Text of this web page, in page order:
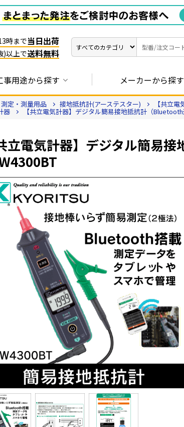
時まで当日出荷
)以上で送料無料
事用途から探す メーカーから探す
測定・測量用品 接地抵抗計(アーステスター) 【共立
器 【共立電気計器】デジタル簡易接地抵抗計（
立電気計器】デジタル簡易